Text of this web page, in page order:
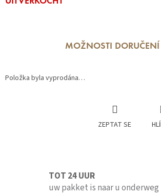
MOŽNOSTI DORUČENÍ
Položka byla vyprodána…
ZEPTAT SE
TOT 24 UUR
uw pakket is naar u onderweg